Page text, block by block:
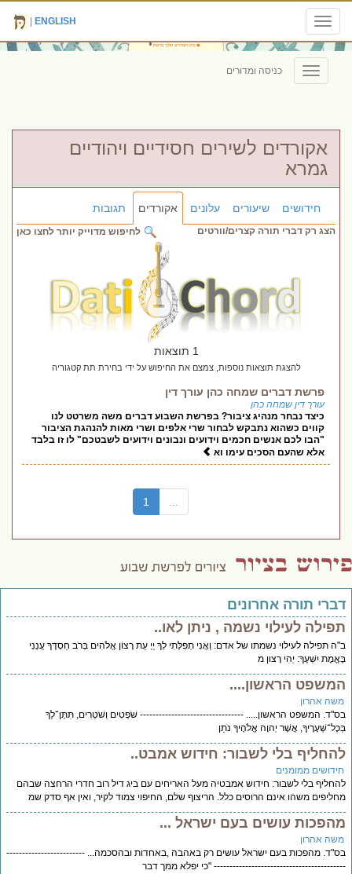
Toggle
navigation
ENGLISH
Toggle
navigation
כניסה ומדורים
אקורדים לשירים חסידיים ויהודיים
גמרא
חידושים שיעורים עלונים אקורדים תגובות
לחיפוש מדוייק יותר לחצו כאן הצג רק דברי תורה קצרים/וורטים
1 תוצאות
להצגת תוצאות נוספות, צמצם את החיפוש על ידי בחירת תת קטגוריה
פרשת דברים שמחה כהן עורך דין
עורך דין שמחה כהן
כיצד נבחר מנהיג ציבור? בפרשת השבוע דברים משה משרטט לנו
קווים כשהוא נתבקש לבחור שרי אלפים ושרי מאות להנהגת הציבור
"הבו לכם אנשים חכמים וידועים ונבונים וידועים לשבטכם" לו זו בלבד
אלא שהעם הסכים עימו וא
1 ...
דברי תורה אחרונים
תפילה לעילוי נשמה , ניתן לאו..
ב"ה תפילה לעילוי נשמתו של אדם: וַאֲנִי תְפִלָּתִי לְךָ יְיָ עֵת רָצוֹן אֱלֹהִים בְּרֹב חַסְדֶּךָ עֲנֵנִי
בֶּאֱמֶת יִשְׁעֶךָ: יְהִי רָצון מ
המשפט הראשון....
משה אהרון
בס"ד. המשפט הראשון..... --------------------------------- שֹׁפְטִים וְשֹׁטְרִים, תִּתֶּן־לְךָ
בְּכָל־שְׁעָרֶיךָ, אֲשֶׁר יְהוָה אֱלֹהֶיךָ נֹתֵן
להחליף בלי לשבור: חידוש אמבט..
חידושים ממומנים
להחליף בלי לשבור: חידוש אמבטיה מעל האריחים עם ביג דיל רוב חדרי הרחצה שבהם
מחליפים משהו אינם הרוסים כלל. הריצוף שלם, החיפוי צמוד לקיר, ואין אף סדק שמ
מהפכות עושים בעם ישראל ...
משה אהרון
בס"ד. מהפכות בעם ישראל עושים רק באהבה ,באחדות ובהסכמה... -------------------------
------------------------------------------ "כי יפלא ממך דבר